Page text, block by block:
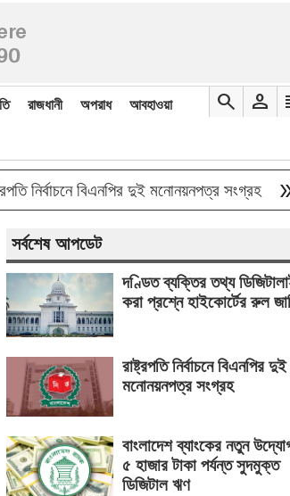
রাজধানী অপরাধ আবহাওয়া search person
বিএনপির দুই মনোনয়নপত্র সংগ্রহ double_arrow
সর্বশেষ আপডেট
দণ্ডিত ব্যক্তির তথ্য
করা প্রশ্নে হাইকোর্টের রুল
রাষ্ট্রপতি নির্বাচনে বিএনপির দুই
মনোনয়নপত্র সংগ্রহ
বাংলাদেশ ব্যাংকের নতুন
৫ হাজার টাকা পর্যন্ত সুদমুক্ত
ডিজিটাল ঋণ